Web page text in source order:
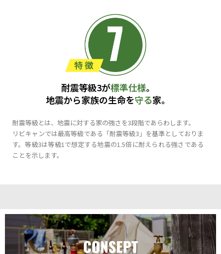
耐震等級3が標準仕様。
地震から家族の生命を守る家。
耐震等級とは、地震に対する家の強さを3段階であらわします。
リビキャンでは最高等級である「耐震等級3」を基準としておりま
す。等級3は等級1で想定する地震の1.5倍に耐えられる強さである
ことを示します。